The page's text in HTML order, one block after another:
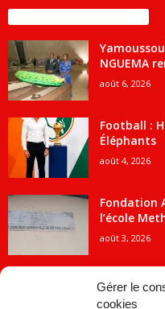
Gérer le
cookies
NGUEMA
août 6, 2026
Football :
Éléphants
août 4, 2026
Fondation
l’école
août 3, 2026